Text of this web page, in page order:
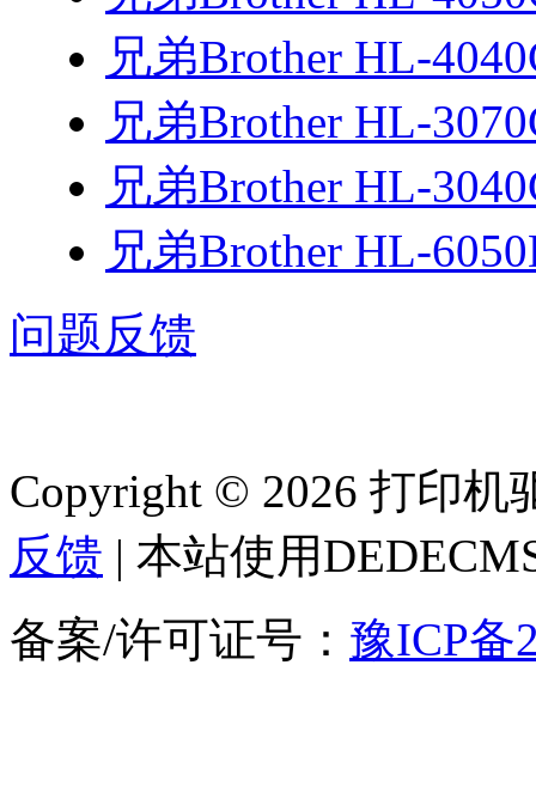
兄弟Brother HL-
兄弟Brother HL-
兄弟Brother HL-
兄弟Brother HL-
问题反馈
Copyright © 2026 打印
反馈 | 本站使用
备案/许可证号： 豫ICP备